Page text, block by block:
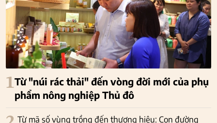
1Từ "núi rác thải" đến vòng đời mới của phụ
phẩm nông nghiệp Thủ đô
Từ mã số vùng trồng đến thương hiệu: Con đường